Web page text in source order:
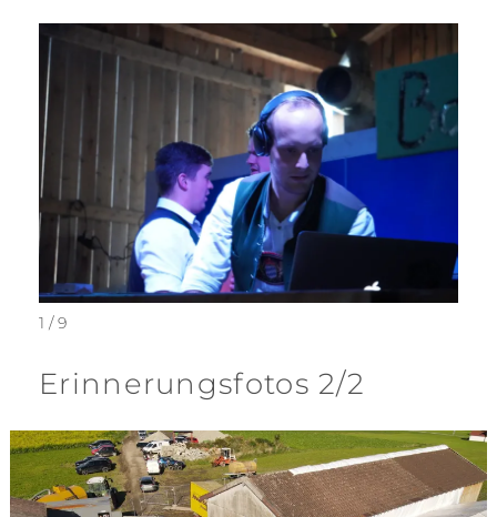
1 / 9
Erinnerungsfotos 2/2